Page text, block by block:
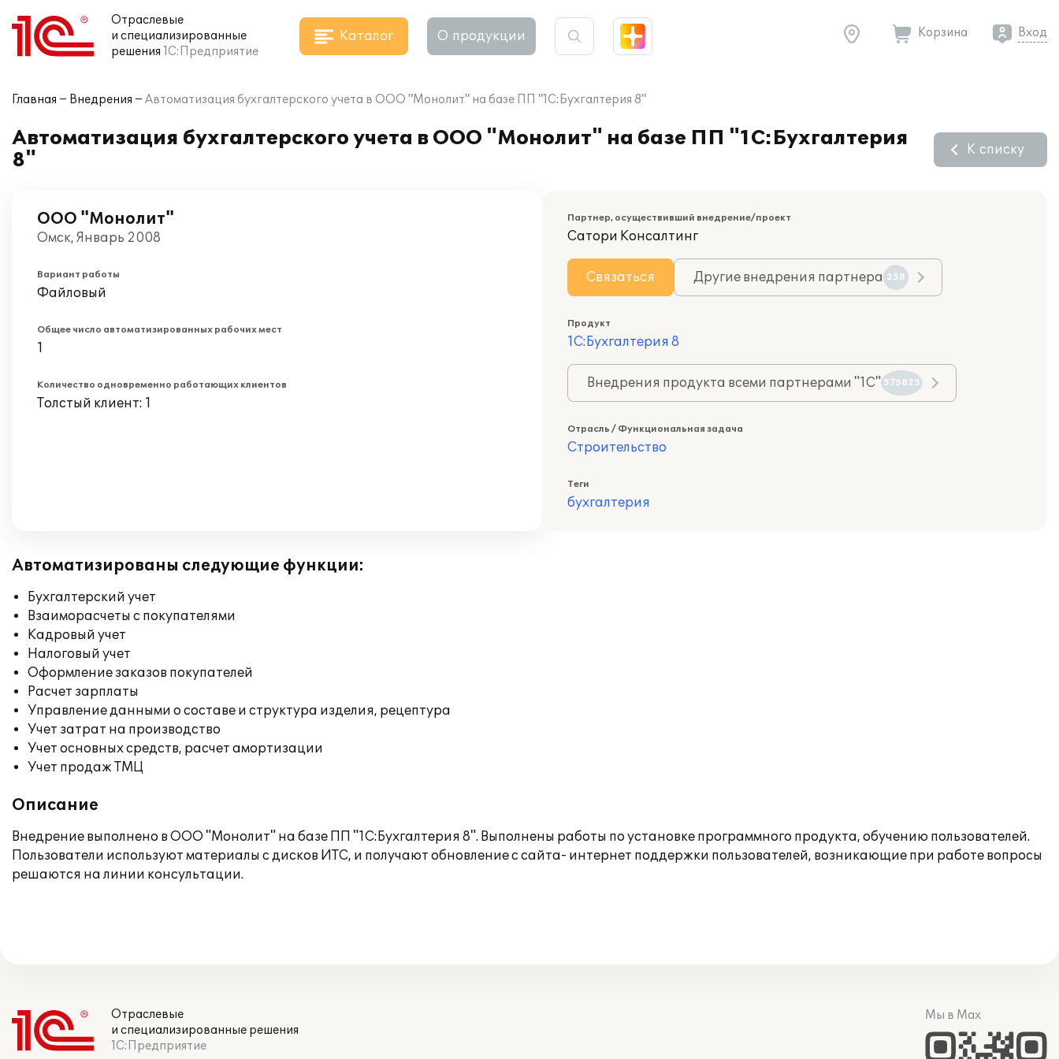
Отраслевые
и специализированные
решения 1С:Предприятие
Каталог О продукции Корзина Вход
Главная Внедрения Автоматизация бухгалтерского учета в ООО "Монолит" на базе ПП "1С:Бухгалтерия 8"
Автоматизация бухгалтерского учета в ООО "Монолит" на базе ПП "1С:Бухгалтерия
8"
К списку
ООО "Монолит"
Омск, Январь 2008
Вариант работы
Файловый
Общее число автоматизированных рабочих мест
1
Количество одновременно работающих клиентов
Толстый клиент: 1
Партнер, осуществивший внедрение/проект
Сатори Консалтинг
Связаться Другие внедрения партнера 258
Продукт
1С:Бухгалтерия 8
Внедрения продукта всеми партнерами "1С" 575825
Отрасль / Функциональная задача
Строительство
Теги
бухгалтерия
Автоматизированы следующие функции:
Бухгалтерский учет
Взаиморасчеты с покупателями
Кадровый учет
Налоговый учет
Оформление заказов покупателей
Расчет зарплаты
Управление данными о составе и структура изделия, рецептура
Учет затрат на производство
Учет основных средств, расчет амортизации
Учет продаж ТМЦ
Описание
Внедрение выполнено в ООО "Монолит" на базе ПП "1С:Бухгалтерия 8". Выполнены работы по установке программного продукта, обучению пользователей.
Пользователи используют материалы с дисков ИТС, и получают обновление с сайта- интернет поддержки пользователей, возникающие при работе вопросы
решаются на линии консультации.
Отраслевые
и специализированные решения
1С:Предприятие
Мы в Max